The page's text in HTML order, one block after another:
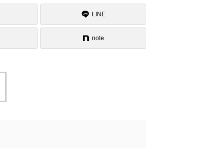
LINE
note